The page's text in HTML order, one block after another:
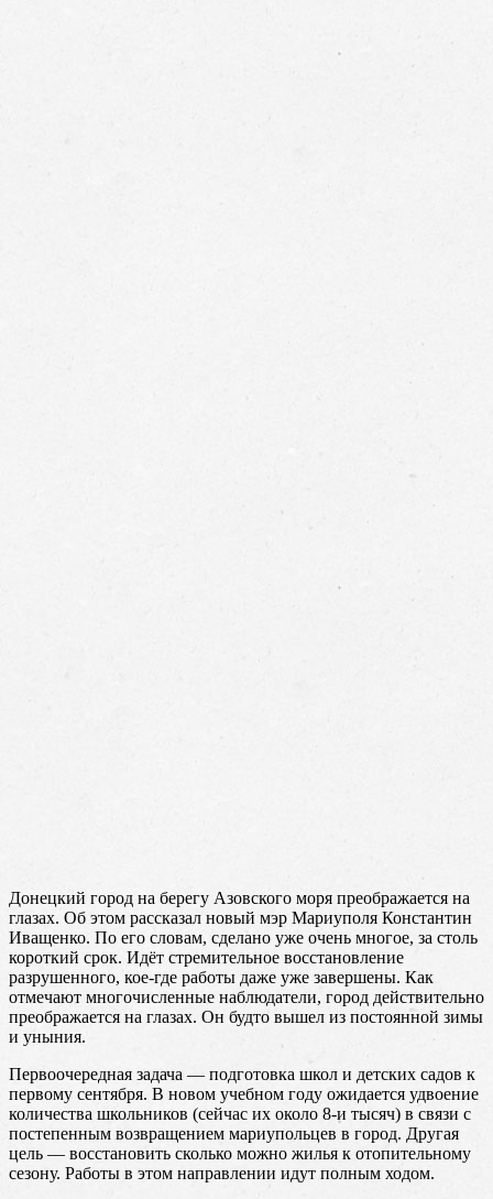
Донецкий город на берегу Азовского моря преображается на
глазах. Об этом рассказал новый мэр Мариуполя Константин
Иващенко. По его словам, сделано уже очень многое, за столь
короткий срок. Идёт стремительное восстановление
разрушенного, кое-где работы даже уже завершены. Как
отмечают многочисленные наблюдатели, город действительно
преображается на глазах. Он будто вышел из постоянной зимы
и уныния.
Первоочередная задача — подготовка школ и детских садов к
первому сентября. В новом учебном году ожидается удвоение
количества школьников (сейчас их около 8-и тысяч) в связи с
постепенным возвращением мариупольцев в город. Другая
цель — восстановить сколько можно жилья к отопительному
сезону. Работы в этом направлении идут полным ходом.